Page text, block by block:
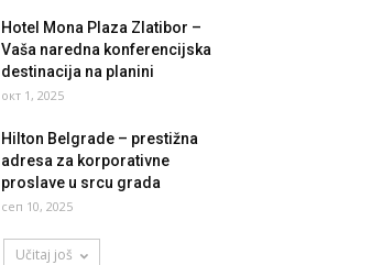
Hotel Mona Plaza Zlatibor –
Vaša naredna konferencijska
destinacija na planini
окт 1, 2025
Hilton Belgrade – prestižna
adresa za korporativne
proslave u srcu grada
сеп 10, 2025
Učitaj još